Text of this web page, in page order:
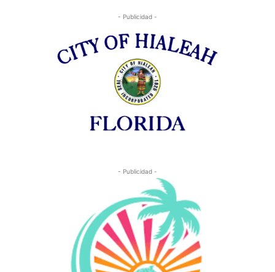
- Publicidad -
- Publicidad -